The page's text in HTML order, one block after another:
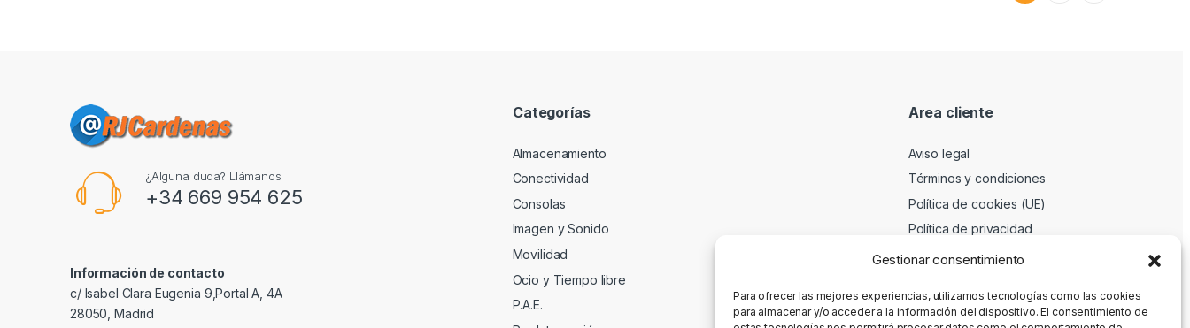
Gestionar consentimiento
Para ofrecer las mejores experiencias, utilizamos tecnologías como las cookies
para almacenar y/o acceder a la información del dispositivo. El consentimiento de
¿Alguna duda? Llámanos
+34 669 954 625
Información de contacto
c/ Isabel Clara Eugenia 9,Portal A, 4A
28050, Madrid
Categorías
Almacenamiento
Conectividad
Consolas
Imagen y Sonido
Movilidad
Ocio y Tiempo libre
P.A.E.
Area cliente
Aviso legal
Términos y condiciones
Política de cookies (UE)
Política de privacidad